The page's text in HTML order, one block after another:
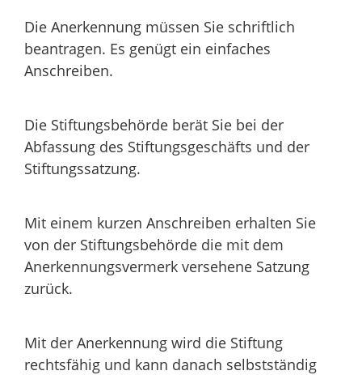
Die Anerkennung müssen Sie schriftlich
beantragen. Es genügt ein einfaches
Anschreiben.
Die Stiftungsbehörde berät Sie bei der
Abfassung des Stiftungsgeschäfts und der
Stiftungssatzung.
Mit einem kurzen Anschreiben erhalten Sie
von der Stiftungsbehörde die mit dem
Anerkennungsvermerk versehene Satzung
zurück.
Mit der Anerkennung wird die Stiftung
rechtsfähig und kann danach selbstständig